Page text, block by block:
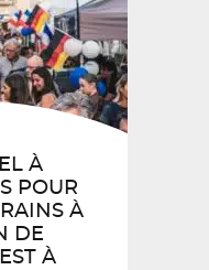
À
POUR
À
DE
À